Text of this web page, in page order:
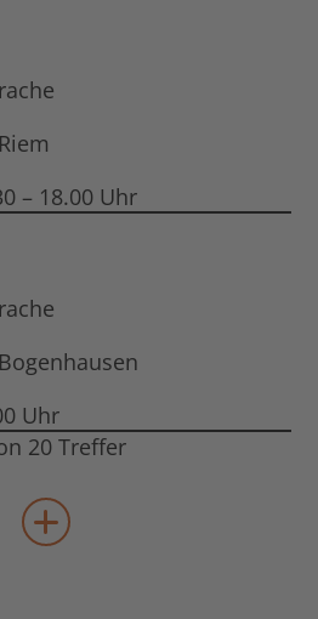
– 18.00 Uhr
Uhr
20 Treffer
mehr Veranstaltungen